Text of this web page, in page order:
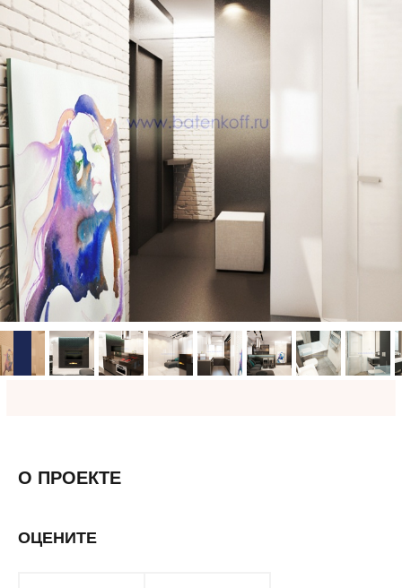
О ПРОЕКТЕ
ОЦЕНИТЕ